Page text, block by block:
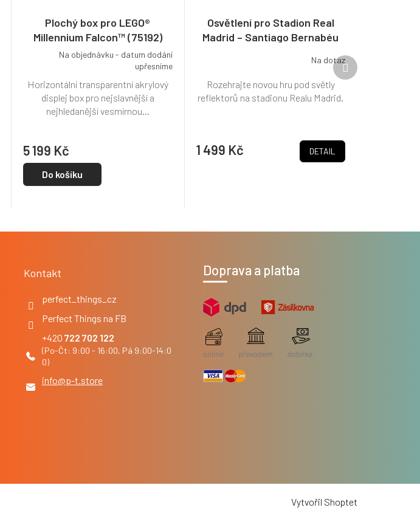
Plochý box pro LEGO®
Millennium Falcon™ (75192)
Na objednávku - datum dodání
upřesníme
5 199 Kč
Do košíku
Horizontální transparentní akrylový
displej box pro nejslavnější a
nejhledanější vesmírnou...
Osvětlení pro Stadion Real
Madrid – Santiago Bernabéu
Na dotaz
1 499 Kč DETAIL
Rozehrajte novou hru pod světly
reflektorů na stadionu Realu Madrid.
Další
produkt
Kontakt
info@p-t.store
722 702 122
Perfect Things na FB
perfect_things_cz
Doprava a platba
Vytvořil Shoptet